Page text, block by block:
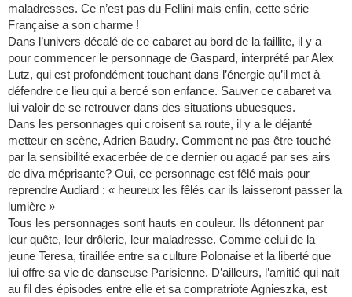
maladresses. Ce n’est pas du Fellini mais enfin, cette série
Française a son charme !
Dans l’univers décalé de ce cabaret au bord de la faillite, il y a
pour commencer le personnage de Gaspard, interprété par Alex
Lutz, qui est profondément touchant dans l’énergie qu’il met à
défendre ce lieu qui a bercé son enfance. Sauver ce cabaret va
lui valoir de se retrouver dans des situations ubuesques.
Dans les personnages qui croisent sa route, il y a le déjanté
metteur en scène, Adrien Baudry. Comment ne pas être touché
par la sensibilité exacerbée de ce dernier ou agacé par ses airs
de diva méprisante? Oui, ce personnage est fêlé mais pour
reprendre Audiard : « heureux les fêlés car ils laisseront passer la
lumière »
Tous les personnages sont hauts en couleur. Ils détonnent par
leur quête, leur drôlerie, leur maladresse. Comme celui de la
jeune Teresa, tiraillée entre sa culture Polonaise et la liberté que
lui offre sa vie de danseuse Parisienne. D’ailleurs, l’amitié qui nait
au fil des épisodes entre elle et sa compratriote Agnieszka, est